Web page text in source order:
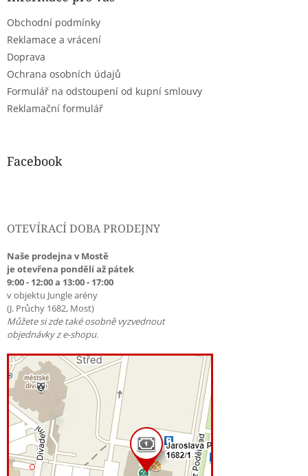
Obchodní podmínky
Reklamace a vrácení
Doprava
Ochrana osobních údajů
Formulář na odstoupení od kupní smlouvy
Reklamační formulář
Facebook
OTEVÍRACÍ DOBA PRODEJNY
Naše prodejna v Mostě
je otevřena pondělí až pátek
9:00 - 12:00 a 13:00 - 17:00
v objektu Jungle arény
(J. Průchy 1682, Most)
Můžete si zde také osobně vyzvednout
objednávky z e-shopu.